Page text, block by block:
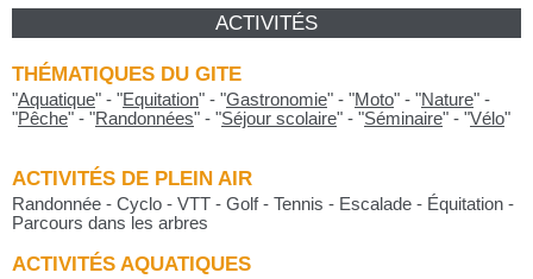
ACTIVITÉS
THÉMATIQUES DU GITE
"Aquatique" - "Equitation" - "Gastronomie" - "Moto" - "Nature" -
"Pêche" - "Randonnées" - "Séjour scolaire" - "Séminaire" - "Vélo"
ACTIVITÉS DE PLEIN AIR
Randonnée - Cyclo - VTT - Golf - Tennis - Escalade - Équitation -
Parcours dans les arbres
ACTIVITÉS AQUATIQUES